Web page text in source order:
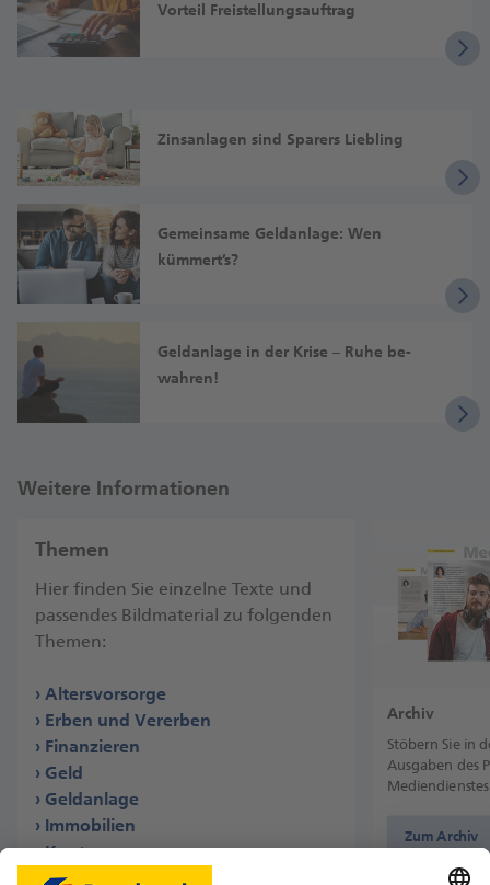
Vorteil Frei­stellungs­auftrag
Zinsanlagen sind Sparers Liebling
Gemein­same Geld­anlage: Wen
kümmert’s?
Geld­anlage in der Krise – Ruhe be­
wahren!
Weitere Informationen
Themen
Hier finden Sie einzelne Texte und
passendes Bildmaterial zu folgenden
Themen:
Altersvorsorge
Erben und Vererben
Finanzieren
Geld
Geldanlage
Immobilien
Konto
Kurzmeldungen
Archiv
Stöbern Sie in
Ausgaben des
Zum Archiv